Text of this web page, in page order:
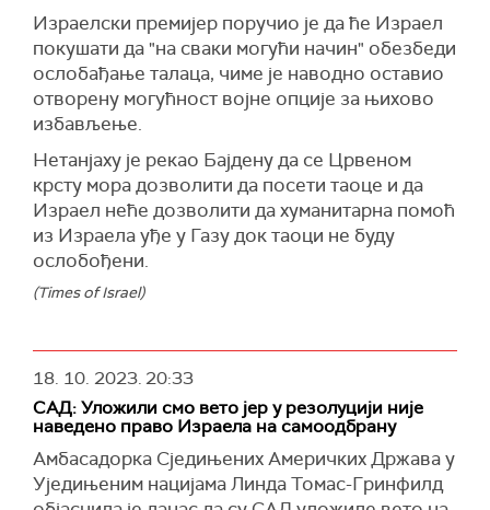
Израелски премијер поручио је да ће Израел
покушати да "на сваки могући начин" обезбеди
ослобађање талаца, чиме је наводно оставио
отворену могућност војне опције за њихово
избављење.
Нетанјаху је рекао Бајдену да се Црвеном
крсту мора дозволити да посети таоце и да
Израел неће дозволити да хуманитарна помоћ
из Израела уђе у Газу док таоци не буду
ослобођени.
(Times of Israel)
18. 10. 2023.20:33
САД: Уложили смо вето јер у резолуцији није
наведено право Израела на самоодбрану
Амбасадорка Сједињених Америчких Држава у
Уједињеним нацијама Линда Томас-Гринфилд